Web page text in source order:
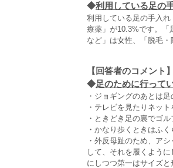
◆利用している足の
利用している足の手入
療薬」が10.3%です。「
など」は女性、「脱毛・
【回答者のコメント】
◆足のために行って
・ジョギングのあとは
・テレビを見たりネッ
・ときどき足の裏でゴ
・かなり歩くときはふ
・外反母趾のため、ア
して、それを履くよう
にしつつ第一はサイズと